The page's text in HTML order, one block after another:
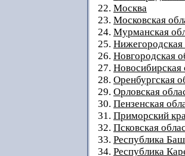
22. Москва
23. Московская
24. Мурманская
25. Нижегородская
26. Новгородская
27. Новосибирская
28. Оренбургская
29. Орловская
30. Пензенская
31. Приморский
32. Псковская
33. Республика
34. Республика